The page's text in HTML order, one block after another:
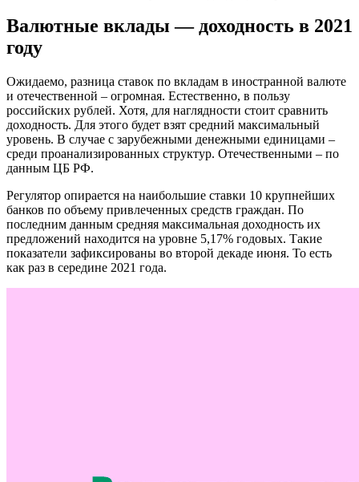
Валютные вклады — доходность в 2021
году
Ожидаемо, разница ставок по вкладам в иностранной валюте
и отечественной – огромная. Естественно, в пользу
российских рублей. Хотя, для наглядности стоит сравнить
доходность. Для этого будет взят средний максимальный
уровень. В случае с зарубежными денежными единицами –
среди проанализированных структур. Отечественными – по
данным ЦБ РФ.
Регулятор опирается на наибольшие ставки 10 крупнейших
банков по объему привлеченных средств граждан. По
последним данным средняя максимальная доходность их
предложений находится на уровне 5,17% годовых. Такие
показатели зафиксированы во второй декаде июня. То есть
как раз в середине 2021 года.